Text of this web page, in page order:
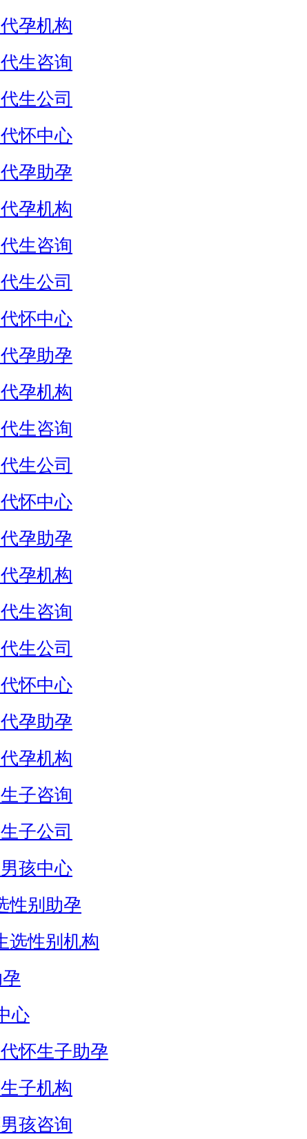
孕机构
生咨询
生公司
怀中心
孕助孕
孕机构
生咨询
生公司
怀中心
孕助孕
孕机构
生咨询
生公司
怀中心
孕助孕
孕机构
生咨询
生公司
怀中心
孕助孕
孕机构
子咨询
子公司
孩中心
性别助孕
选性别机构
心
怀生子助孕
子机构
孩咨询